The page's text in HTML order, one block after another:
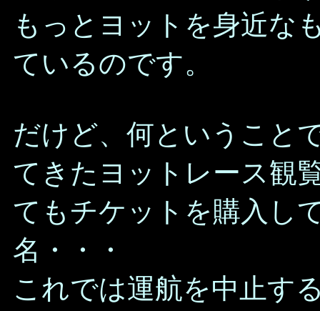
もっとヨットを身近な
ているのです。
だけど、何ということ
てきたヨットレース観
てもチケットを購入し
名・・・
これでは運航を中止す